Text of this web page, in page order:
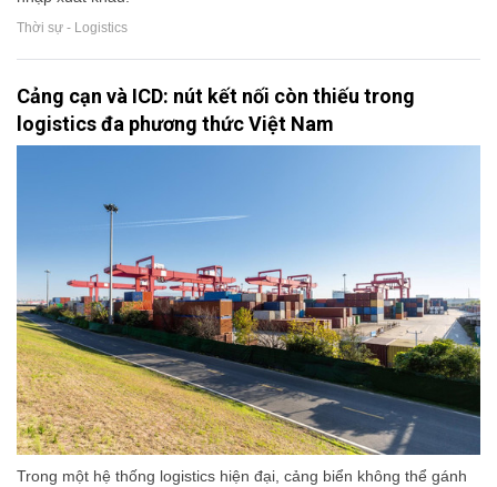
Thời sự - Logistics
Cảng cạn và ICD: nút kết nối còn thiếu trong
logistics đa phương thức Việt Nam
Trong một hệ thống logistics hiện đại, cảng biển không thể gánh